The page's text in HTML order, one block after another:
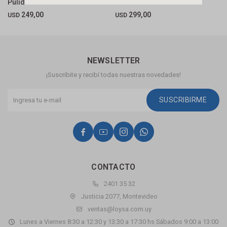
Pulido Oli
USD 249,00 USD 299,00
CONTACTO
2401 35 32
Justicia 2077, Montevideo
ventas@loysa.com.uy
Lunes a Viernes 8:30 a 12:30 y 13:30 a 17:30 hs Sábados 9:00 a 13:00
NEWSLETTER
¡Suscribite y recibí todas nuestras novedades!
SUSCRIBIRME
   